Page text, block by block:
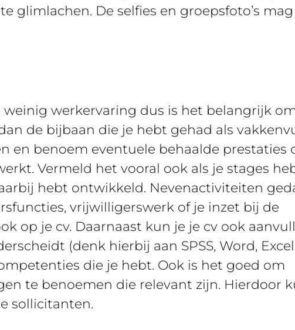
glimlachen. De selfies en groepsfoto’s
werkervaring dus is het belangrijk
de bijbaan die je hebt gehad als
en benoem eventuele behaalde prestaties
Vermeld het vooral ook als je stages
hebt ontwikkeld. Nevenactiviteiten
vrijwilligerswerk of je inzet bij de
op je cv. Daarnaast kun je je cv ook
(denk hierbij aan SPSS, Word, Excel
die je hebt. Ook is het goed om
te benoemen die relevant zijn. Hierdoor
sollicitanten.